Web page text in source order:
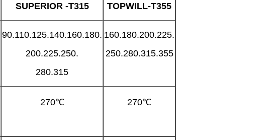
SUPERIOR -T315 TOPWILL-T355
90.110.125.140.160.180.
200.225.250.
280.315
160.180.200.225.
250.280.315.355
270℃ 270℃